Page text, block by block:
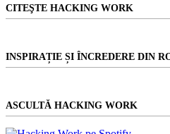
CITEŞTE HACKING WORK
INSPIRAȚIE ȘI ÎNCREDERE DIN
ASCULTĂ HACKING WORK